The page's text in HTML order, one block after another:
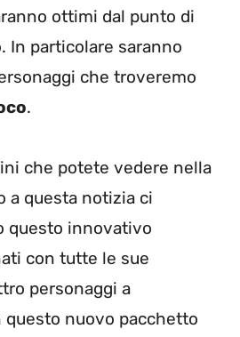
ottimi dal punto di
In particolare saranno
che troveremo
.
che potete vedere nella
a questa notizia ci
questo innovativo
con tutte le sue
personaggi a
questo nuovo pacchetto